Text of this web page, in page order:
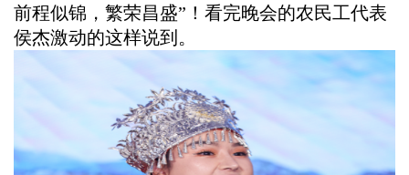
前程似锦，繁荣昌盛”！看完晚会的农民工代表
侯杰激动的这样说到。